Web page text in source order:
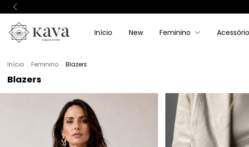
Início New Feminino
Início . Feminino . Blazers
Blazers